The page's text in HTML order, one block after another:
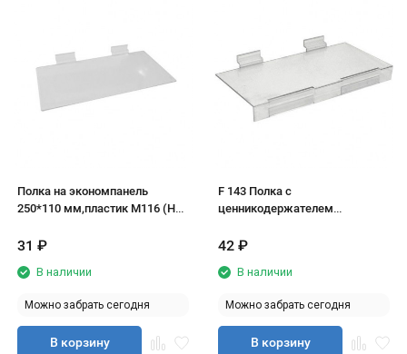
Полка на экономпанель
250*110 мм,пластик М116 (HC-
31 ₽
В наличии
Можно забрать сегодня
В корзину
F 143 Полка с
ценникодержателем
42 ₽
В наличии
Можно забрать сегодня
В корзину